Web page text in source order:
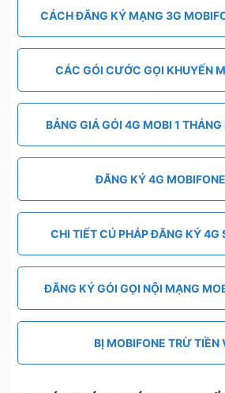
CÁCH ĐĂNG KÝ MẠNG 3G
CÁC GÓI CƯỚC GỌI KHUYẾN
BẢNG GIÁ GÓI 4G MOBI 1 THÁNG
ĐĂNG KÝ 4G
CHI TIẾT CÚ PHÁP ĐĂNG KÝ 4G
ĐĂNG KÝ GÓI GỌI NỘI MẠNG
BỊ MOBIFONE TRỪ TIỀN